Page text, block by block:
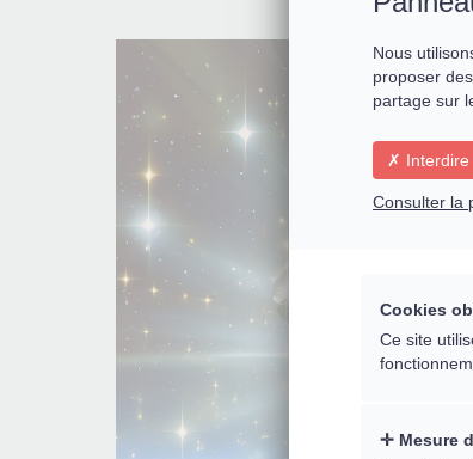
Nous
proposer
partage sur
Interdire
Consulter la
Cookies
Ce site
Mesure